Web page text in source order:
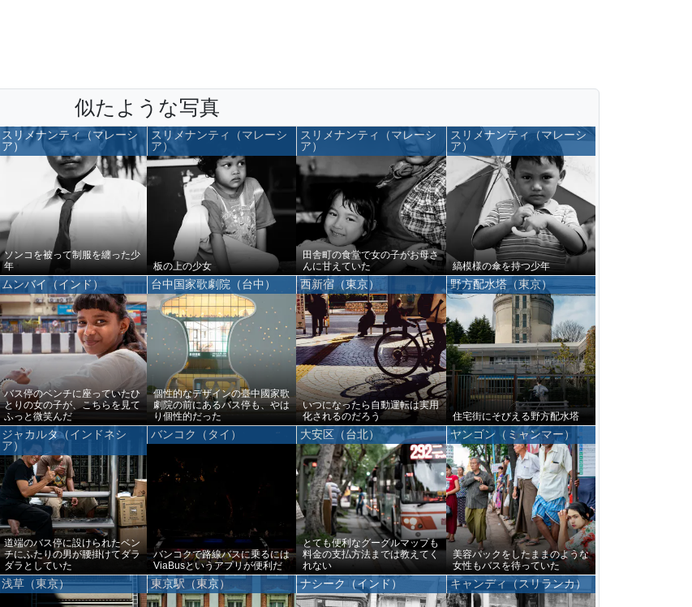
似たような写真
スリメナンティ（マレーシ
ア）
ソンコを被って制服を纏った少
年
スリメナンティ（マレーシ
ア）
板の上の少女
スリメナンティ（マレーシ
ア）
田舎町の食堂で女の子がお母さ
んに甘えていた
スリメナンティ（マレーシ
ア）
縞模様の傘を持つ少年
ムンバイ（インド）
バス停のベンチに座っていたひ
とりの女の子が、こちらを見て
ふっと微笑んだ
台中国家歌劇院（台中）
個性的なデザインの臺中國家歌
劇院の前にあるバス停も、やは
り個性的だった
西新宿（東京）
いつになったら自動運転は実用
化されるのだろう
野方配水塔（東京）
住宅街にそびえる野方配水塔
ジャカルタ（インドネシ
ア）
道端のバス停に設けられたベン
チにふたりの男が腰掛けてダラ
ダラとしていた
バンコク（タイ）
バンコクで路線バスに乗るには
ViaBusというアプリが便利だ
大安区（台北）
とても便利なグーグルマップも
料金の支払方法までは教えてく
れない
ヤンゴン（ミャンマー）
美容パックをしたままのような
女性もバスを待っていた
浅草（東京） 東京駅（東京） ナシーク（インド） キャンディ（スリランカ）